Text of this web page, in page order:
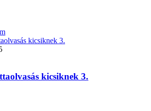
kicsiknek 3.